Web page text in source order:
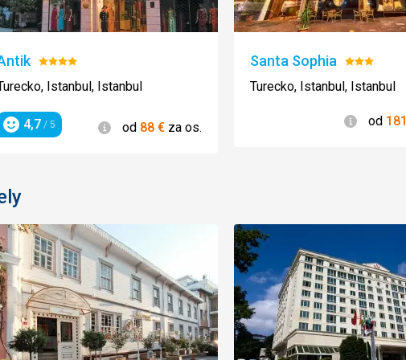
Hodnotenie:
4/5Istanbul, Istanbul
Hodnotenie
4,7 / 5 Informácie
od 88 € za os.
Santa Sophia
3/5
Turecko, Istanbul, Istanbul
od 181